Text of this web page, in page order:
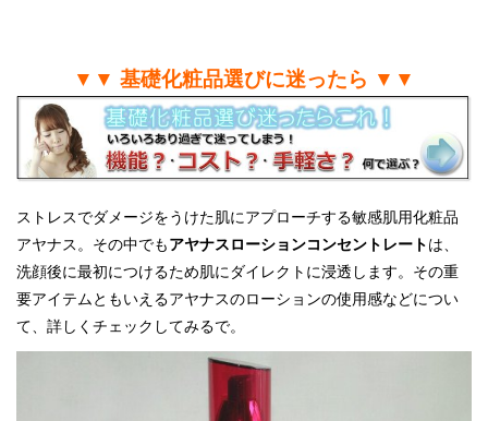
▼▼ 基礎化粧品選びに迷ったら ▼▼
ストレスでダメージをうけた肌にアプローチする敏感肌用化粧品
アヤナス。その中でもアヤナスローションコンセントレートは、
洗顔後に最初につけるため肌にダイレクトに浸透します。その重
要アイテムともいえるアヤナスのローションの使用感などについ
て、詳しくチェックしてみるで。